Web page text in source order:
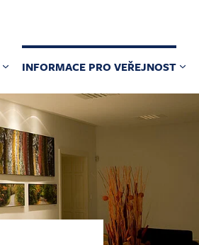
INFORMACE PRO VEŘEJNOST